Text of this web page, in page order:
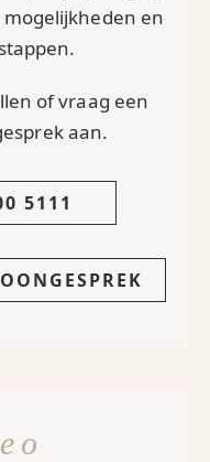
en
of vraag een
aan.
5111